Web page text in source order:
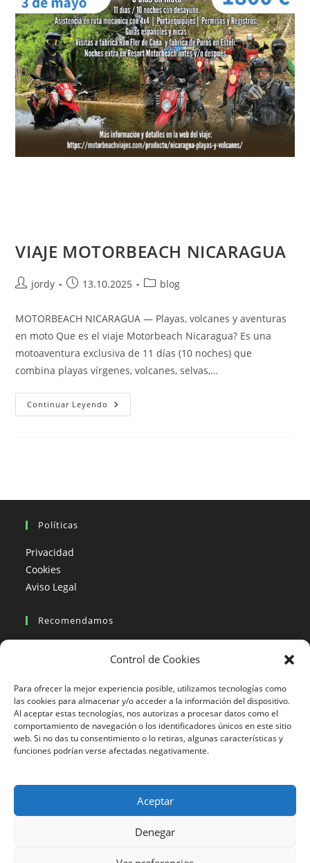
Control de Cookies
Para ofrecer la mejor experiencia posible, utilizamos tecnologías como
las cookies para almacenar y/o acceder a la información del dispositivo.
Al aceptar estas tecnologías, nos autorizas a procesar datos como el
comportamiento de navegación o los identificadores únicos en este sitio
web. Si no das tu consentimiento o lo retiras, algunas características y
funciones podrían verse afectadas negativamente.
Aceptar
Denegar
VIAJE MOTORBEACH NICARAGUA
Autor
entrada:
jordy
Publicación
entrada:
13.10.2025
Categoría
entrada:
blog
MOTORBEACH NICARAGUA — Playas, volcanes y aventuras
en moto Que es el viaje Motorbeach Nicaragua? Es una
motoaventura exclusiva de 11 días (10 noches) que
combina playas vírgenes, volcanes, selvas,…
Continuar Leyendo VIAJE
MOTORBEACH
Políticas
Privacidad
Cookies
Aviso Legal
Recomendamos
Viajes en moto organizados
Más Visto
Viajes en moto India
Viajes en moto Nicaragua